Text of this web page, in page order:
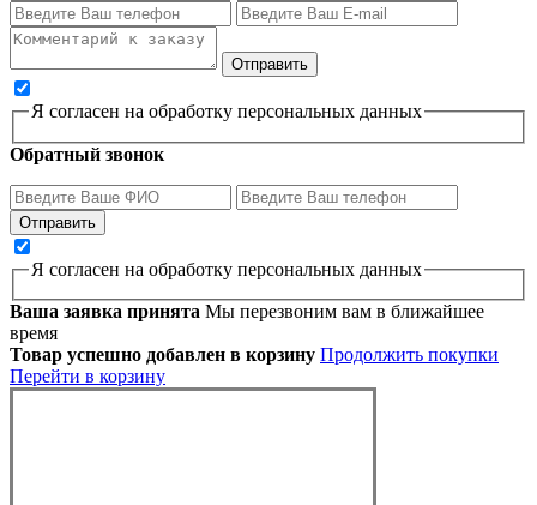
Я согласен на обработку персональных данных
Обратный звонок
Я согласен на обработку персональных данных
Ваша заявка принята Мы перезвоним вам в ближайшее
время
Товар успешно добавлен в корзину Продолжить покупки
Перейти в корзину